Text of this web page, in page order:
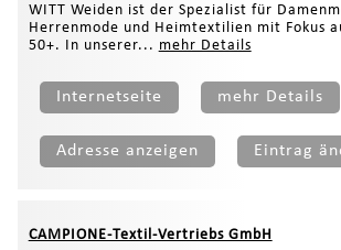
WITT Weiden ist der Spezialist für
Herrenmode und Heimtextilien mit Fokus
50+. In unserer... mehr Details
Internetseite mehr Details
Adresse anzeigen Eintrag
CAMPIONE-Textil-Vertriebs GmbH